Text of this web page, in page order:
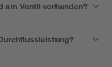
am Ventil vorhanden?